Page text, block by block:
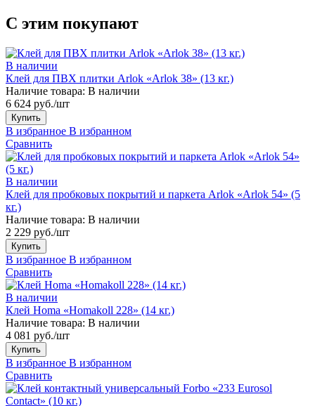
С этим покупают
В наличии
Клей для ПВХ плитки Arlok «Arlok 38» (13 кг.)
Наличие товара: В наличии
6 624 руб./шт
Купить
В избранное В избранном
Сравнить
В наличии
Клей для пробковых покрытий и паркета Arlok «Arlok 54» (5
кг.)
Наличие товара: В наличии
2 229 руб./шт
Купить
В избранное В избранном
Сравнить
В наличии
Клей Homa «Homakoll 228» (14 кг.)
Наличие товара: В наличии
4 081 руб./шт
Купить
В избранное В избранном
Сравнить